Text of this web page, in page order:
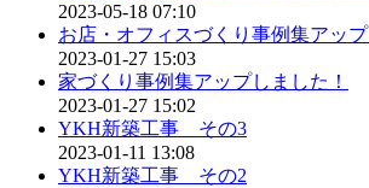
2023-05-18 07:10
お店・オフィスづくり事例集アップ
2023-01-27 15:03
家づくり事例集アップしました！
2023-01-27 15:02
YKH新築工事 その3
2023-01-11 13:08
YKH新築工事 その2